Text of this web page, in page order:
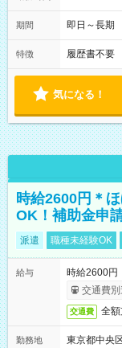
期間 即日～長期
特徴 履歴書不要
気になる！
時給2600円＊
OK！補助金申
派遣 職種未経験OK
給与
時給2600円
交通費別
交通費 全
勤務地
東京都中央